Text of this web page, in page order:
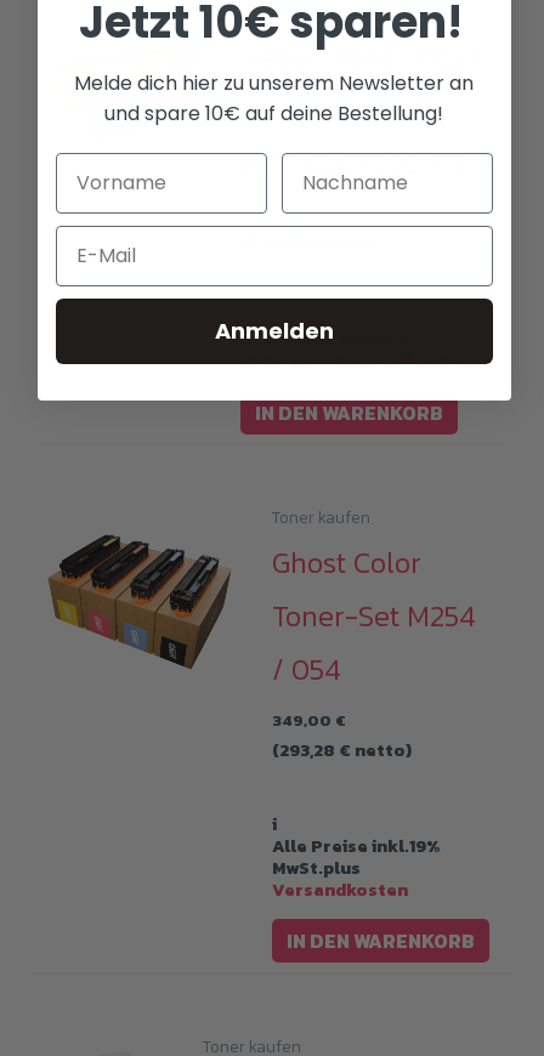
Toner kaufen
Yellow Toner M254
/
(CF542/CF502/054)
89,00€
Alle Preise inkl.19%
MwSt.plusVersandkosten
IN DEN WARENKORB
Toner kaufen
Ghost Color
Toner-Set M254
/ 054
349,00 €
(293,28 € netto)
i
Alle Preise inkl.19%
MwSt.plus
Versandkosten
IN DEN WARENKORB
Toner kaufen
Jetzt 10€ sparen!
Melde dich hier zu unserem Newsletter an
und spare 10€ auf deine Bestellung!
Email
Anmelden